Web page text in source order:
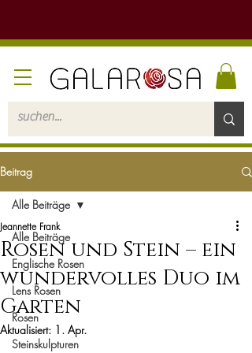
Beitrag
Alle Beiträge
Englische Rosen
Lens Rosen
Rosen
Steinskulpturen
Alle Beiträge
Rosen und Stein – ein
wundervolles Duo im
Garten
Jeannette Frank
Aktualisiert: 1. Apr.